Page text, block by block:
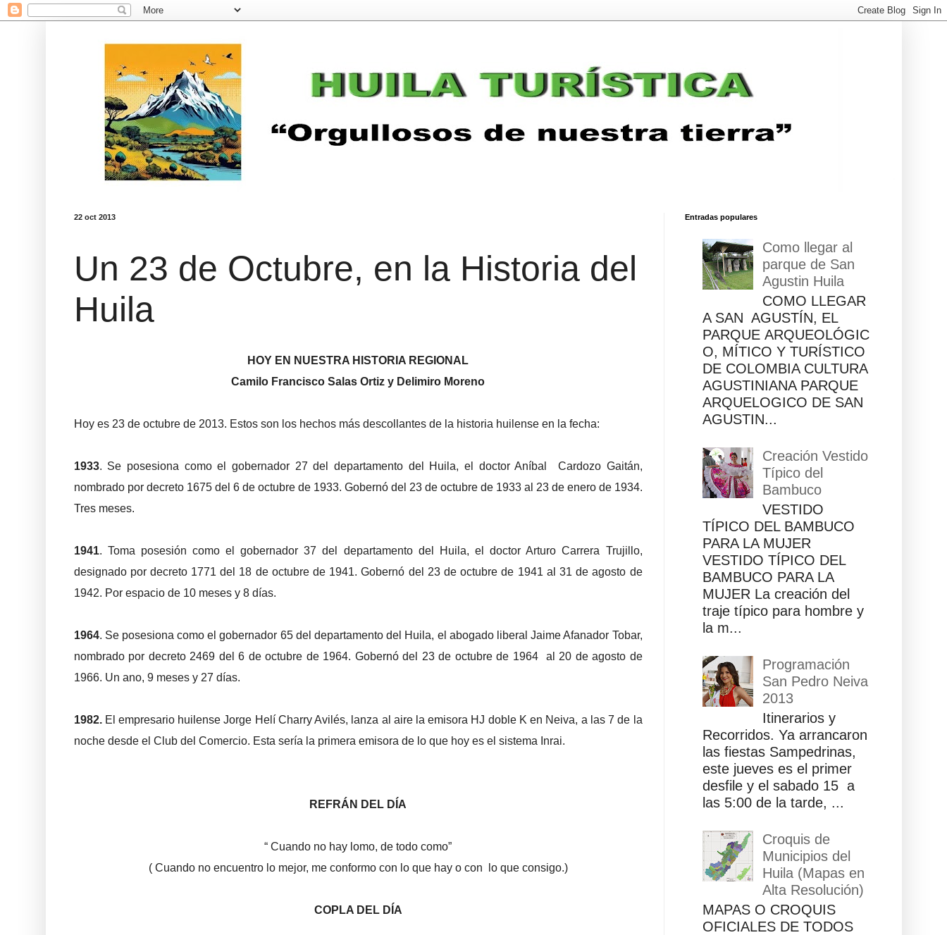
22 oct 2013
Un 23 de Octubre, en la Historia del
Huila
HOY EN NUESTRA HISTORIA REGIONAL
Camilo Francisco Salas Ortiz y Delimiro Moreno
Hoy es 23 de octubre de 2013. Estos son los hechos más descollantes de la historia huilense en la fecha:
1933. Se posesiona como el gobernador 27 del departamento del Huila, el doctor Aníbal Cardozo Gaitán,
nombrado por decreto 1675 del 6 de octubre de 1933. Gobernó del 23 de octubre de 1933 al 23 de enero de 1934.
Tres meses.
1941. Toma posesión como el gobernador 37 del departamento del Huila, el doctor Arturo Carrera Trujillo,
designado por decreto 1771 del 18 de octubre de 1941. Gobernó del 23 de octubre de 1941 al 31 de agosto de
1942. Por espacio de 10 meses y 8 días.
1964. Se posesiona como el gobernador 65 del departamento del Huila, el abogado liberal Jaime Afanador Tobar,
nombrado por decreto 2469 del 6 de octubre de 1964. Gobernó del 23 de octubre de 1964 al 20 de agosto de
1966. Un ano, 9 meses y 27 días.
1982.El empresario huilense Jorge Helí Charry Avilés, lanza al aire la emisora HJ doble K en Neiva, a las 7 de la
noche desde el Club del Comercio. Esta sería la primera emisora de lo que hoy es el sistema Inrai.
REFRÁN DEL DÍA
“ Cuando no hay lomo, de todo como”
( Cuando no encuentro lo mejor, me conformo con lo que hay o con lo que consigo.)
COPLA DEL DÍA
Entradas populares
Como llegar al
parque de San
Agustin Huila
COMO LLEGAR
A SAN AGUSTÍN, EL
PARQUE ARQUEOLÓGIC
O, MÍTICO Y TURÍSTICO
DE COLOMBIA CULTURA
AGUSTINIANA PARQUE
ARQUELOGICO DE SAN
AGUSTIN...
Creación Vestido
Típico del
Bambuco
VESTIDO
TÍPICO DEL BAMBUCO
PARA LA MUJER
VESTIDO TÍPICO DEL
BAMBUCO PARA LA
MUJER La creación del
traje típico para hombre y
la m...
Programación
San Pedro Neiva
2013
Itinerarios y
Recorridos. Ya arrancaron
las fiestas Sampedrinas,
este jueves es el primer
desfile y el sabado 15 a
las 5:00 de la tarde, ...
Croquis de
Municipios del
Huila (Mapas en
Alta Resolución)
MAPAS O CROQUIS
OFICIALES DE TODOS